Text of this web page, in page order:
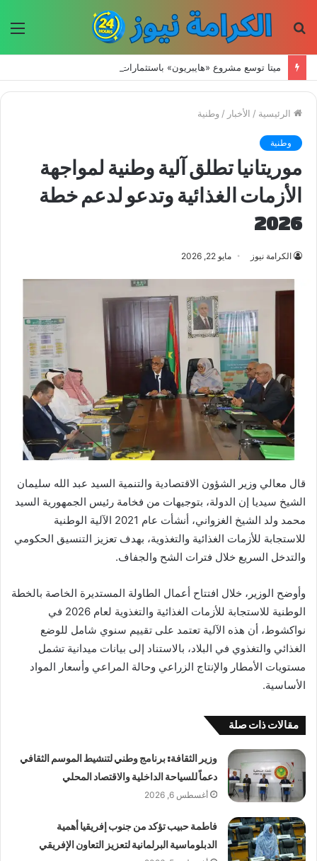
الرئيسية / الأخبار / وطنية
وطنية
موريتانيا تطلق آلية وطنية لمواجهة
الأزمات الغذائية وتدعو لدعم خطة
2026
الكرامة نيوز مايو 22, 2026
قال معالي وزير الشؤون الاقتصادية والتنمية السيد عبد الله سليمان
الشيخ سيديا إن الدولة، بتوجيهات من فخامة رئيس الجمهورية السيد
محمد ولد الشيخ الغزواني، أنشأت عام 2021 الآلية الوطنية
للاستجابة للأزمات الغذائية والتغذوية، بهدف تعزيز التنسيق الحكومي
والتدخل السريع خلال فترات الشح والجفاف.
وأوضح الوزير، خلال افتتاح أعمال الطاولة المستديرة الخاصة بالخطة
الوطنية للاستجابة للأزمات الغذائية والتغذوية لعام 2026 في
نواكشوط، أن هذه الآلية تعتمد على تقييم سنوي شامل للوضع
الغذائي والتغذوي في البلاد، بالاستناد إلى بيانات ميدانية تشمل
مستويات الأمطار والإنتاج الزراعي وحالة المراعي وأسعار المواد
الأساسية.
مقالات ذات صلة
وزير الثقافة: برنامج وطني لتنشيط الموسم الثقافي
دعماً للسياحة الداخلية والاقتصاد المحلي
أغسطس 6, 2026
فاطمة حبيب تؤكد من جنوب إفريقيا أهمية
الدبلوماسية البرلمانية لتعزيز التعاون الإفريقي